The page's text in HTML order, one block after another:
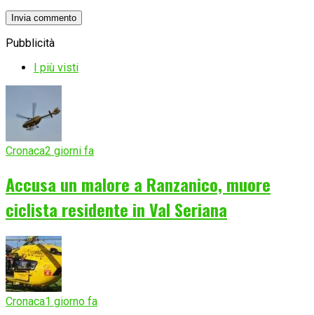
Pubblicità
I più visti
Cronaca2 giorni fa
Accusa un malore a Ranzanico, muore
ciclista residente in Val Seriana
Cronaca1 giorno fa